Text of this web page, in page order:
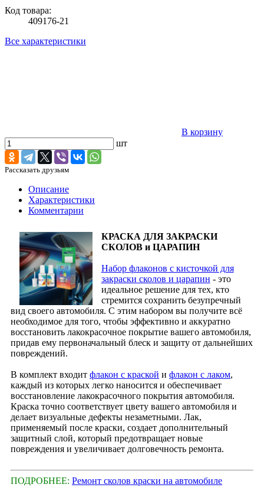
Код товара:
409176-21
Все характеристики
В корзину
шт
Рассказать друзьям
Описание
Характеристики
Комментарии
КРАСКА ДЛЯ ЗАКРАСКИ
СКОЛОВ и ЦАРАПИН
Набор флаконов с кисточкой для
закраски сколов и царапин - это
идеальное решение для тех, кто
стремится сохранить безупречный
вид своего автомобиля. С этим набором вы получите всё
необходимое для того, чтобы эффективно и аккуратно
восстановить лакокрасочное покрытие вашего автомобиля,
придав ему первоначальный блеск и защиту от дальнейших
повреждений.
В комплект входит флакон с краской и флакон с лаком,
каждый из которых легко наносится и обеспечивает
восстановление лакокрасочного покрытия автомобиля.
Краска точно соответствует цвету вашего автомобиля и
делает визуальные дефекты незаметными. Лак,
применяемый после краски, создает дополнительный
защитный слой, который предотвращает новые
повреждения и увеличивает долговечность ремонта.
ПОДРОБНЕЕ: Ремонт сколов краски на автомобиле